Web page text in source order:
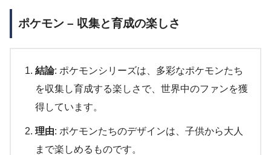
ポケモン – 収集と育成の楽しさ
結論: ポケモンシリーズは、多彩なポケモンたち
を収集し育成する楽しさで、世界中のファンを獲
得しています。
理由: ポケモンたちのデザインは、子供から大人
まで楽しめるものです。